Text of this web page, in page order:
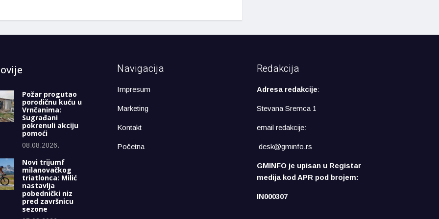
Požar progutao
porodičnu kuću u
Vrnčanima:
Sugrađani
pokrenuli akciju
pomoći
08.08.2026.
Novi trijumf
milanovačkog
triatlonca: Milić
nastavlja
pobednički niz
pred završnicu
sezone
Navigacija
Impresum
Marketing
Kontakt
Početna
Redakcija
Adresa redakcije:
Stevana Sremca 1
email redakcije:
desk@gminfo.rs
GMINFO je upisan u Registar
medija kod APR pod brojem:
IN000307